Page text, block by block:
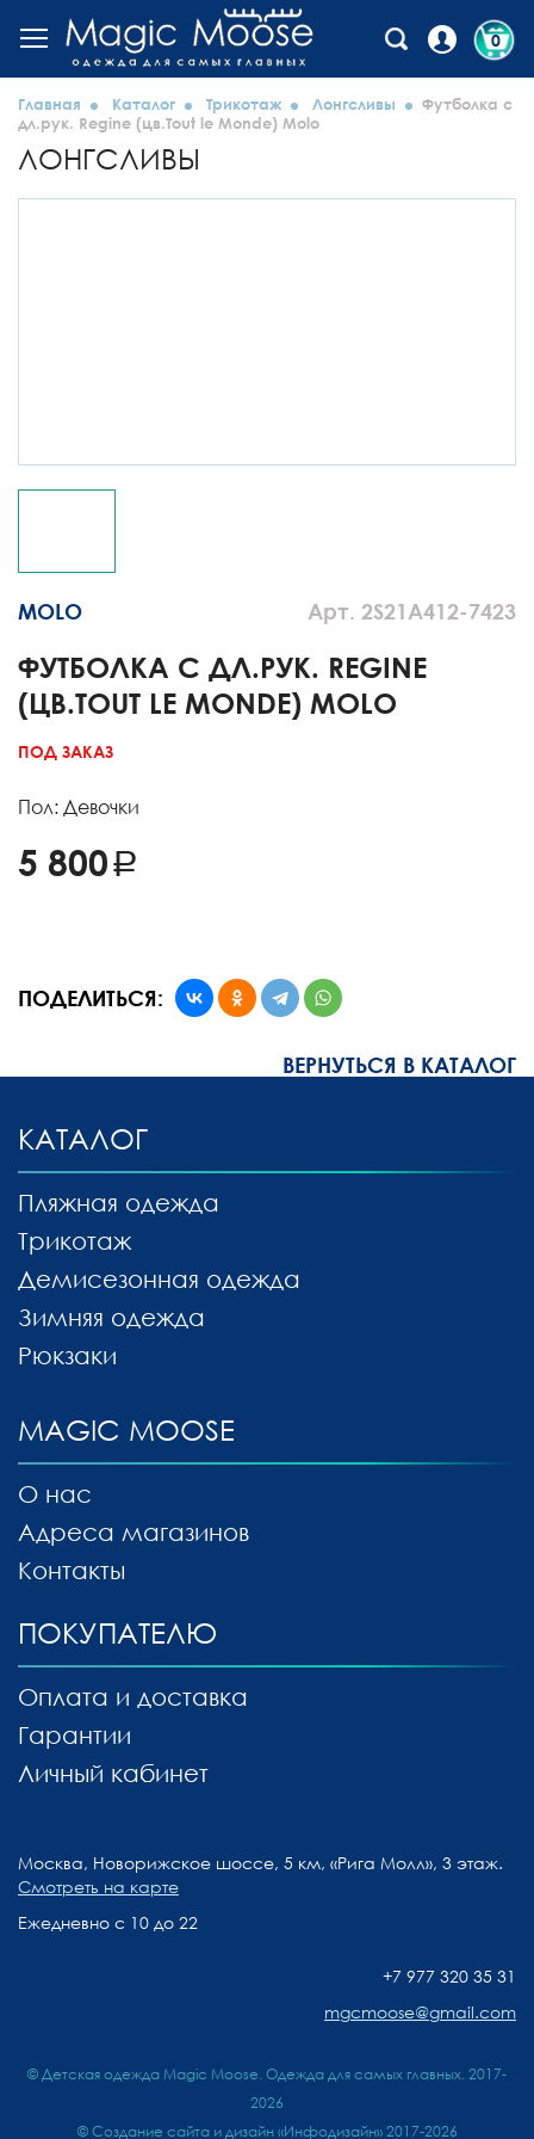
0
Главная Каталог Трикотаж Лонгсливы
Футболка с
дл.рук. Regine (цв.Tout le Monde) Molo
ЛОНГСЛИВЫ
Арт. 2S21A412-7423
MOLO
ФУТБОЛКА С ДЛ.РУК. REGINE
(ЦВ.TOUT LE MONDE) MOLO
ПОД ЗАКАЗ
Пол: Девочки
5 800
ПОДЕЛИТЬСЯ:
ВЕРНУТЬСЯ В КАТАЛОГ
MAGIC MOOSE
О нас
Адреса магазинов
Контакты
КАТАЛОГ
Пляжная одежда
Трикотаж
Демисезонная одежда
Зимняя одежда
Рюкзаки
ПОКУПАТЕЛЮ
Оплата и доставка
Гарантии
Личный кабинет
Москва, Новорижское шоссе, 5 км, «Рига Молл», 3 этаж.
Смотреть на карте
Ежедневно с 10 до 22
+7 977 320 35 31
mgcmoose@gmail.com
© Детская одежда Magic Moose. Одежда для самых главных. 2017-
2026
© Создание сайта и дизайн «Инфодизайн»2017-2026